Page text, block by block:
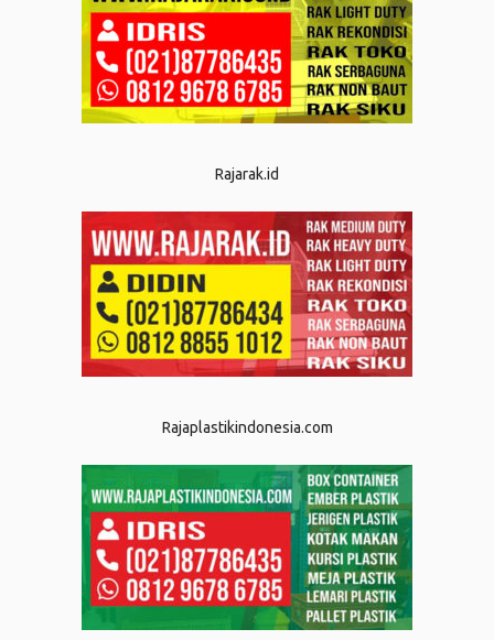
Rajarak.id
Rajaplastikindonesia.com